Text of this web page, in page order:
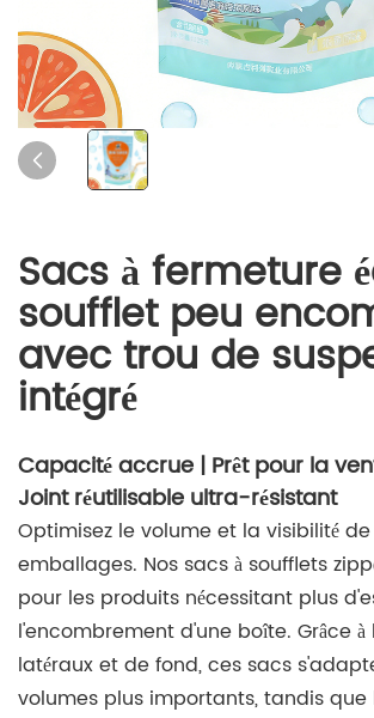
Sacs à fermeture
soufflet peu
avec trou de
intégré
Capacité accrue | Prêt pour la
Joint réutilisable ultra-résistant
Optimisez le volume et la visibilité
emballages. Nos sacs à soufflets
pour les produits nécessitant plus
l'encombrement d'une boîte. Grâce à
latéraux et de fond, ces sacs
volumes plus importants, tandis